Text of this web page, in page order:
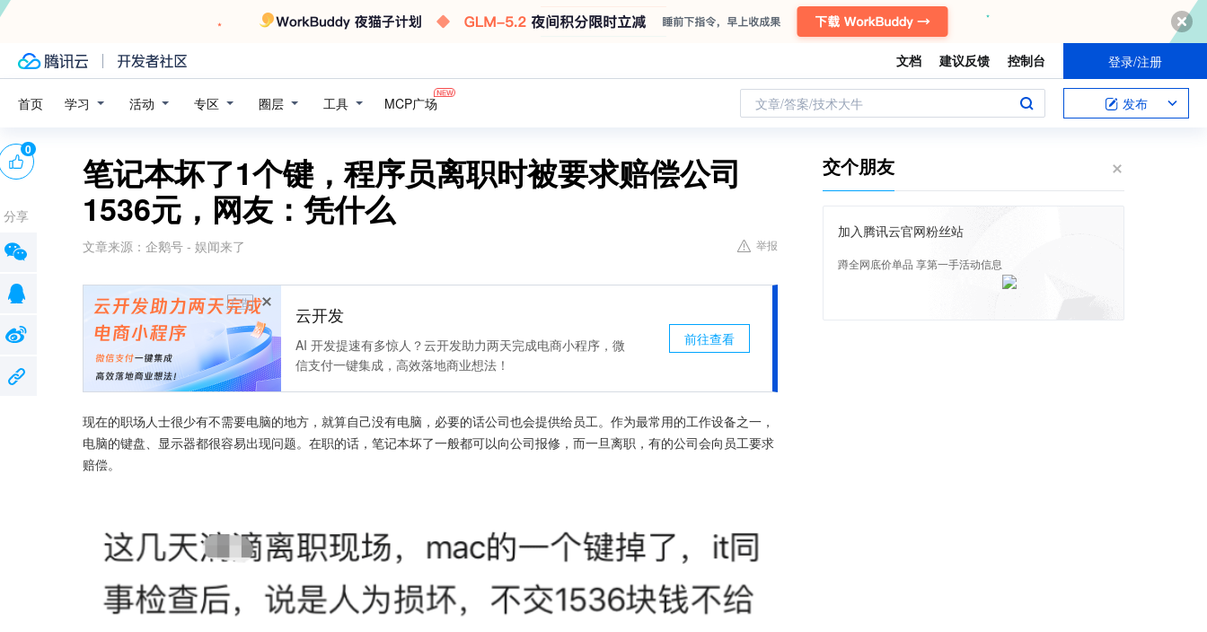
文档 建议反馈 控制台 登录/注册
首页 学习 活动 专区 圈层 工具 MCP广场 文章/答案/技术大牛 发布
笔记本坏了1个键，程序员离职时被要求赔偿公司
1536元，网友：凭什么
文章来源： 企鹅号 - 娱闻来了 举报
广告
云开发
AI 开发提速有多惊人？云开发助力两天完成电商小程序，微
信支付一键集成，高效落地商业想法！
前往查看
现在的职场人士很少有不需要电脑的地方，就算自己没有电脑，必要的话公司也会提供给员工。作为最常用的工作设备之一，
电脑的键盘、显示器都很容易出现问题。在职的话，笔记本坏了一般都可以向公司报修，而一旦离职，有的公司会向员工要求
赔偿。
0
分享
交个朋友
加入腾讯云官网粉丝站
蹲全网底价单品 享第一手活动信息